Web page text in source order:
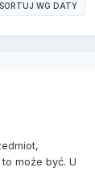
SORTUJ WG DATY
może być. U